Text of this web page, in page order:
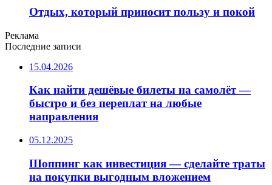
Отдых, который приносит пользу и покой
Реклама
Последние записи
15.04.2026
Как найти дешёвые билеты на самолёт —
быстро и без переплат на любые
направления
05.12.2025
Шоппинг как инвестиция — сделайте траты
на покупки выгодным вложением